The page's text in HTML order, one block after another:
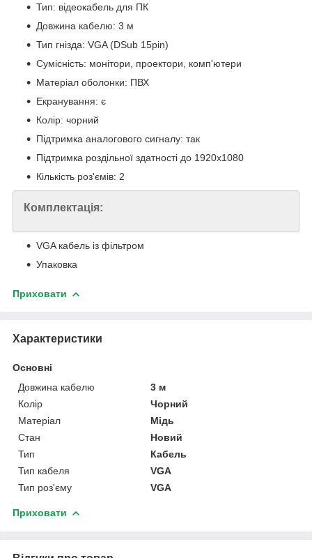
Тип: відеокабель для ПК
Довжина кабелю: 3 м
Тип гнізда: VGA (DSub 15pin)
Сумісність: монітори, проектори, комп'ютери
Матеріал оболонки: ПВХ
Екранування: є
Колір: чорний
Підтримка аналогового сигналу: так
Підтримка роздільної здатності до 1920x1080
Кількість роз'ємів: 2
Комплектація:
VGA кабель із фільтром
Упаковка
Приховати
Характеристики
Основні
Довжина кабелю
3 м
Колір
Чорний
Матеріал
Мідь
Стан
Новий
Тип
Кабель
Тип кабеля
VGA
Тип роз'єму
VGA
Приховати